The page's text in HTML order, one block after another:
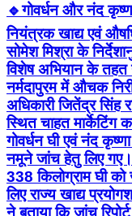
🔹गोवर्धन और नंद
नियंत्रक खाद्य एवं
सोमेश मिश्रा के
विशेष अभियान के तहत
नर्मदापुरम में औचक
अधिकारी जितेंद्र सिंह
स्थित चाहत मार्केटिंग
गोवर्धन घी एवं नंद
नमूने जांच हेतु लिए
338 किलोग्राम घी
लिए राज्य खाद्य